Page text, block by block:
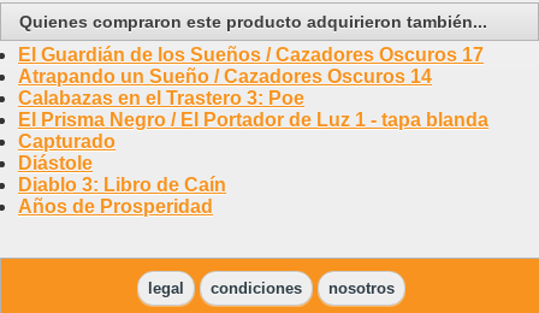
Quienes compraron este producto adquirieron también...
El Guardián de los Sueños / Cazadores Oscuros 17
Atrapando un Sueño / Cazadores Oscuros 14
Calabazas en el Trastero 3: Poe
El Prisma Negro / El Portador de Luz 1 - tapa blanda
Capturado
Diástole
Diablo 3: Libro de Caín
Años de Prosperidad
legal condiciones nosotros